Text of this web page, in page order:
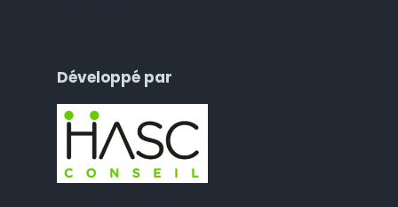
Développé par